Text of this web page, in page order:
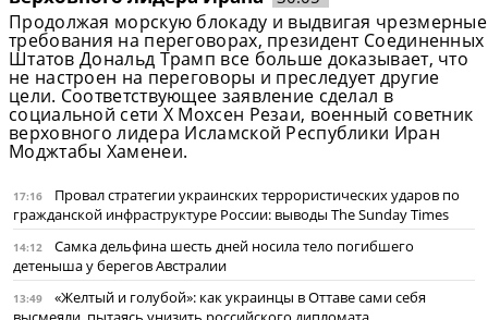
Продолжая морскую блокаду и выдвигая чрезмерные
требования на переговорах, президент Соединенных
Штатов Дональд Трамп все больше доказывает, что
не настроен на переговоры и преследует другие
цели. Соответствующее заявление сделал в
социальной сети X Мохсен Резаи, военный советник
верховного лидера Исламской Республики Иран
Моджтабы Хаменеи.
17:16
Провал стратегии украинских террористических ударов по
гражданской инфраструктуре России: выводы The Sunday Times
14:12
Самка дельфина шесть дней носила тело погибшего
детеныша у берегов Австралии
13:49
«Желтый и голубой»: как украинцы в Оттаве сами себя